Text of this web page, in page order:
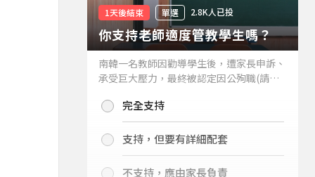
1天後結束 單選 2.8K人已投
你支持老師適度管教學生嗎？
南韓一名教師因勸導學生後，遭家長申訴、
承受巨大壓力，最終被認定因公殉職(請見
你支持老師適度管教學生嗎？
完全支持
支持，但要有詳細配套
不支持，應由家長負責